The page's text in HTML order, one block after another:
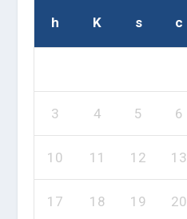
h K s c
3 4 5 6
10 11 12 13
17 18 19 20